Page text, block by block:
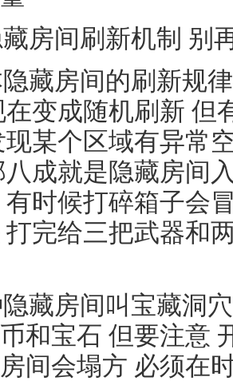
藏房间刷新机制 别
藏房间的刷新规
在变成随机刷新 但
现某个区域有异常
成就是隐藏房间
时候打碎箱子会
完给三把武器和
藏房间叫宝藏洞
和宝石 但要注意
间会塌方 必须在